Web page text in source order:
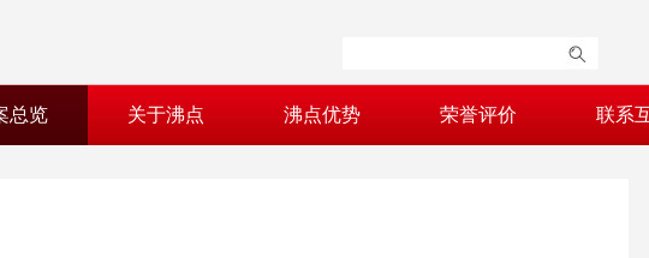
总览 关于沸点 沸点优势 荣誉评价 联系